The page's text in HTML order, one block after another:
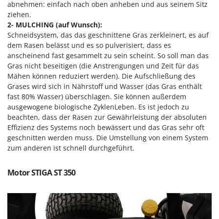
Rührtöpfe mit Elektrischem Rührwerk
Rupfmaschinen
S
Sämaschinen und Düngerstreuer
Scheibenpflüge
Schneefräsen
Schneeräumer
Schrotmühlen - elektrisch
Schwader für Traktoren
Schweißgeräte
Sichelmähwerke für Traktoren
Sichelmulcher für Traktoren
Sortierer für Oliven
GreenBay
Greenworks
GRIFO
GVS
GYS
H
Hailo
Helvi
Henx
HiKOKI
I
Il-Tec
Imperia
abnehmen: einfach nach oben anheben und aus seinem Sitz
ziehen.
2- MULCHING (auf Wunsch):
Schneidsystem, das das geschnittene Gras zerkleinert, es auf
dem Rasen belässt und es so pulverisiert, dass es
anscheinend fast gesammelt zu sein scheint. So soll man das
Gras nicht beseitigen (die Anstrengungen und Zeit für das
Mähen können reduziert werden). Die Aufschließung des
Grases wird sich in Nährstoff und Wasser (das Gras enthält
fast 80% Wasser) überschlagen. Sie können außerdem
ausgewogene biologische ZyklenLeben. Es ist jedoch zu
beachten, dass der Rasen zur Gewährleistung der absoluten
Effizienz des Systems noch bewässert und das Gras sehr oft
geschnitten werden muss. Die Umstellung von einem System
zum anderen ist schnell durchgeführt.
Motor STIGA ST 350